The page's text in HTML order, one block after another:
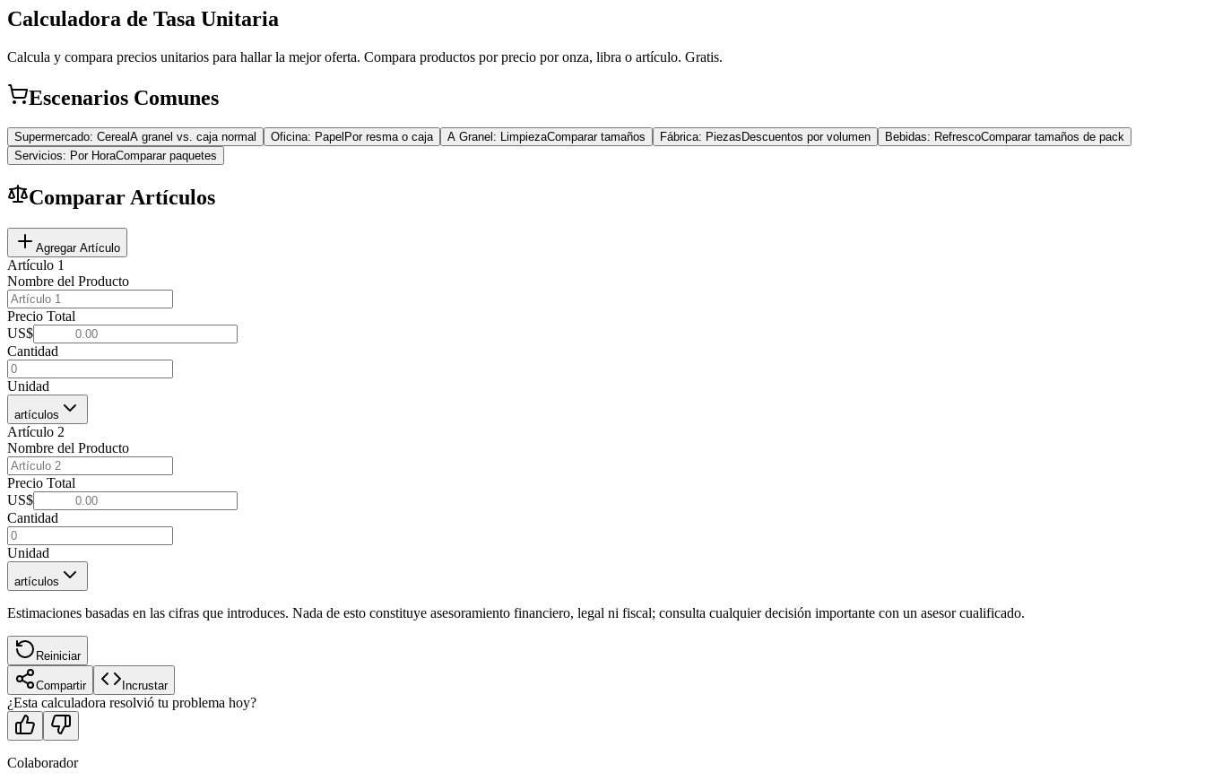
Calculadora de Tasa Unitaria
Calcula y compara precios unitarios para hallar la mejor oferta. Compara productos por precio por onza, libra o artículo. Gratis.
Escenarios Comunes
Supermercado: CerealA granel vs. caja normal Oficina: Papel Por resma o caja A Granel: LimpiezaComparar tamaños Fábrica: Piezas Descuentos por volumen Bebidas: RefrescoComparar tamaños de pack
Servicios: Por HoraComparar paquetes
Comparar Artículos
Agregar Artículo
Artículo 1
Nombre del Producto
Precio Total
US$
Cantidad
Unidad
artículos
Artículo 2
Nombre del Producto
Precio Total
US$
Cantidad
Unidad
artículos
Estimaciones basadas en las cifras que introduces. Nada de esto constituye asesoramiento financiero, legal ni fiscal; consulta cualquier decisión importante con un asesor cualificado.
Reiniciar
Compartir Incrustar
¿Esta calculadora resolvió tu problema hoy?
Colaborador